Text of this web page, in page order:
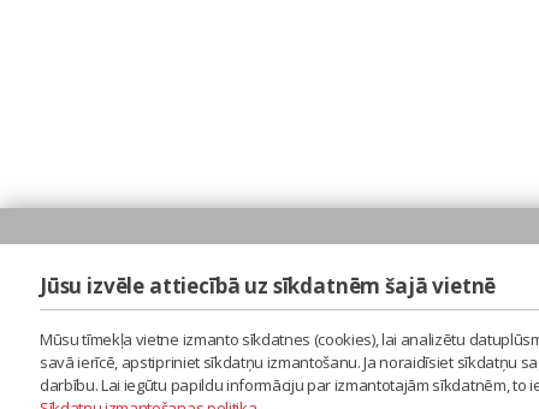
Jūsu izvēle attiecībā uz sīkdatnēm šajā vietnē
Mūsu tīmekļa vietne izmanto sīkdatnes (cookies), lai analizētu
savā ierīcē, apstipriniet sīkdatņu izmantošanu. Ja noraidīsiet sīkdatņu
darbību. Lai iegūtu papildu informāciju par izmantotajām sīkdatnēm,